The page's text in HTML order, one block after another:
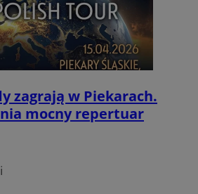
zagrają w Piekarach.
mocny repertuar